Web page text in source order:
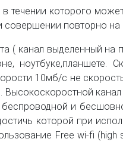
в течении которого
совершении повторно
( канал выделенный на
10мб/c не
канал
и
которой при
Free wi-fi (high